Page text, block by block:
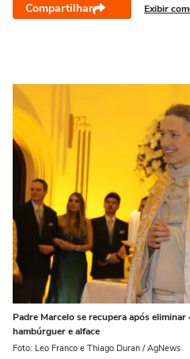
Compartilhar Exibir
Padre Marcelo se recupera após
hambúrguer e alface
Foto: Leo Franco e Thiago Duran / AgNews